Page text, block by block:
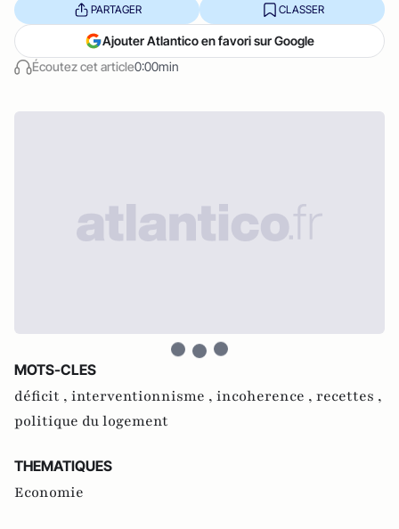
Écoutez cet article0:00min
PARTAGER CLASSER
Ajouter Atlantico en favori sur Google
MOTS-CLES
déficit , interventionnisme , incoherence , recettes ,
politique du logement
THEMATIQUES
Economie